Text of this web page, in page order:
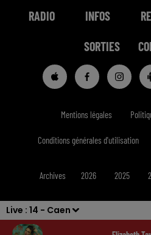
Live : 14 - Caen
RADIO INFOS
SORTIES
Mentions légales
Conditions générales d'utilisation
Archives 2026 2025